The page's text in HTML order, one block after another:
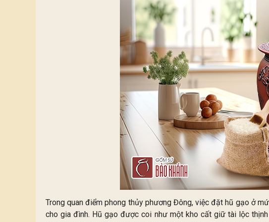
Trong quan điểm phong thủy phương Đông, việc đặt hũ gạo ở
cho gia đình. Hũ gạo được coi như một kho cất giữ tài lộc